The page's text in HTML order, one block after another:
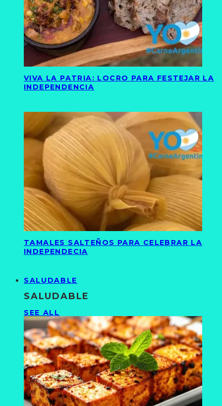
VIVA LA PATRIA: LOCRO PARA FESTEJAR LA
INDEPENDENCIA
TAMALES SALTEÑOS PARA CELEBRAR LA
INDEPENDECIA
SALUDABLE
SALUDABLE
SEE ALL